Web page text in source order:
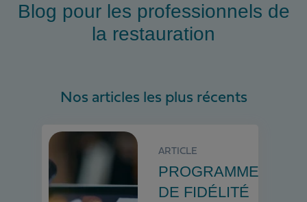
Blog pour les professionnels de
la restauration
Nos articles les plus récents
ARTICLE
PROGRAMMES
DE FIDÉLITÉ